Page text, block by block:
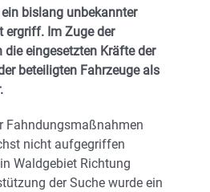
bislang unbekannter
ergriff. Im Zuge der
eingesetzten Kräfte der
beteiligten Fahrzeuge als
Fahndungsmaßnahmen
nicht aufgegriffen
Waldgebiet Richtung
der Suche wurde ein